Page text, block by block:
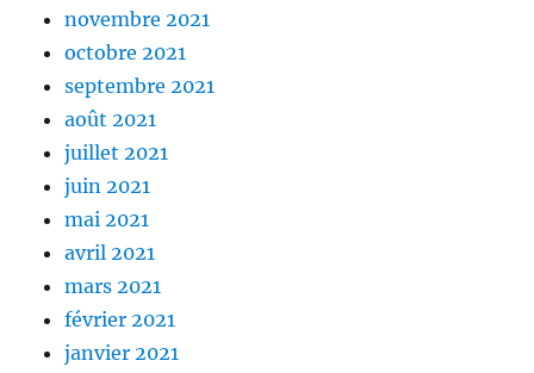
novembre 2021
octobre 2021
septembre 2021
août 2021
juillet 2021
juin 2021
mai 2021
avril 2021
mars 2021
février 2021
janvier 2021